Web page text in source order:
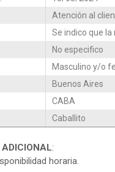
Atención al
Se indico que la
No especifico
Masculino y/o
Buenos Aires
CABA
Caballito
:
horaria.